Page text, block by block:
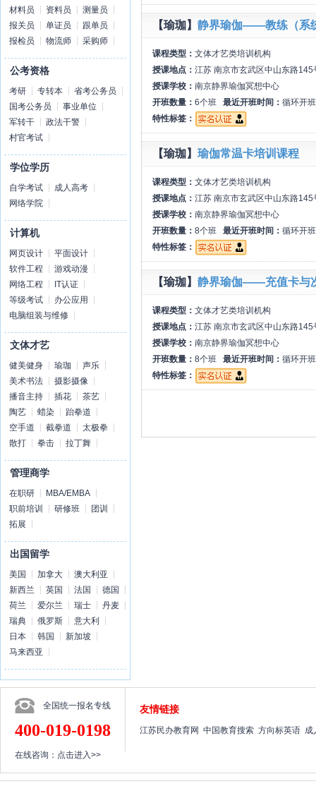
材料员
资料员
测量员
报关员
单证员
跟单员
报检员
物流师 采购师
公考资格
考研 专转本
省考公务员
国考公务员
事业单位
军转干
政法干警
村官考试
学位学历
自学考试
成人高考
网络学院
计算机
网页设计
平面设计
软件工程
游戏动漫
网络工程
IT认证
等级考试
办公应用
电脑组装与维修
文体才艺
健美健身 瑜珈
声乐
美术书法
摄影摄像
播音主持
插花
茶艺
陶艺
蜡染
跆拳道
空手道
截拳道
太极拳
散打
拳击 拉丁舞
管理商学
在职研
MBA/EMBA
职前培训
研修班
团训
拓展
出国留学
美国 加拿大
澳大利亚
新西兰
英国 法国
德国
荷兰
爱尔兰 瑞士
丹麦
瑞典
俄罗斯
意大利
日本
韩国
新加坡
马来西亚
【瑜珈】 静界瑜伽——教练（系
课程类型： 文体才艺类培训机构
授课地点： 江苏 南京市玄武区中山东路
授课学校： 南京静界瑜伽冥想中心
开班数量： 6个班 最近开班时间： 循环开班
特性标签：
【瑜珈】 瑜伽常温卡培训课程
课程类型： 文体才艺类培训机构
授课地点： 江苏 南京市玄武区中山东路
授课学校： 南京静界瑜伽冥想中心
开班数量： 8个班 最近开班时间： 循环开班
特性标签：
【瑜珈】 静界瑜伽——充值卡与
课程类型： 文体才艺类培训机构
授课地点： 江苏 南京市玄武区中山东路
授课学校： 南京静界瑜伽冥想中心
开班数量： 8个班 最近开班时间： 循环开班
特性标签：
全国统一报名专线
400-019-0198
在线咨询： 点击进入>>
友情链接
江苏民办教育网 中国教育搜索 方向标英语 成